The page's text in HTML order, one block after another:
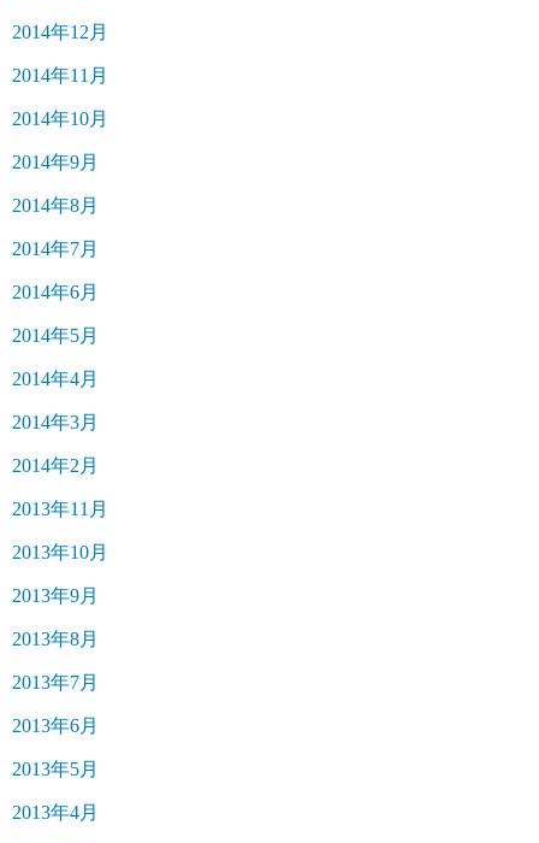
2014年12月
2014年11月
2014年10月
2014年9月
2014年8月
2014年7月
2014年6月
2014年5月
2014年4月
2014年3月
2014年2月
2013年11月
2013年10月
2013年9月
2013年8月
2013年7月
2013年6月
2013年5月
2013年4月